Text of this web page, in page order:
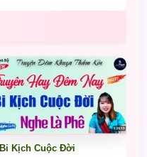
Bi Kịch Cuộc Đời